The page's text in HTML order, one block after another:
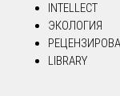
INTELLECT
ЭКОЛОГИЯ
LIBRARY